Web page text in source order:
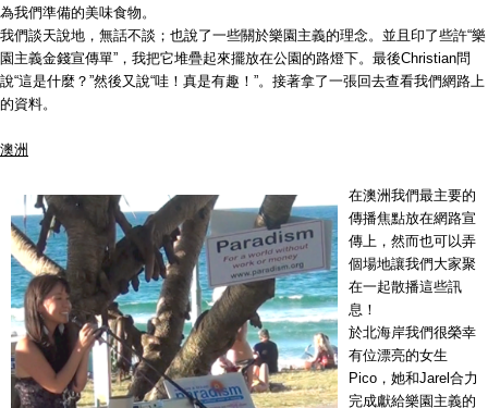
為我們準備的美味食物。
我們談天說地，無話不談；也說了一些關於樂園主義的理念。並且印了些許“樂
園主義金錢宣傳單”，我把它堆疊起來擺放在公園的路燈下。最後Christian問
說“這是什麼？”然後又說“哇！真是有趣！”。接著拿了一張回去查看我們網路上
的資料。
澳洲
在澳洲我們最主要的
傳播焦點放在網路宣
傳上，然而也可以弄
個場地讓我們大家聚
在一起散播這些訊
息！
於北海岸我們很榮幸
有位漂亮的女生
Pico，她和Jarel合力
完成獻給樂園主義的